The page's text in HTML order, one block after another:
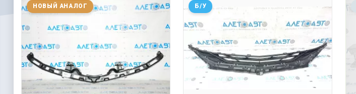
НОВЫЙ АНАЛОГ Б/У